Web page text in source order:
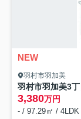
NEW
羽村市羽加美
羽村市羽加美3
3,380万円
- / 97.29㎡ / 4LDK